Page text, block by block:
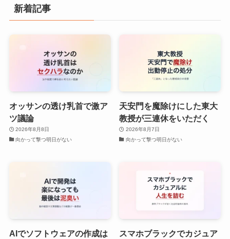
新着記事
オッサンの透け乳首で激ア
ツ議論
2026年8月8日
向かって撃つ明日がない
天安門を魔除けにした東大
教授が三連休をいただく
2026年8月7日
向かって撃つ明日がない
AIでソフトウェアの作成は
スマホブラックでカジュア